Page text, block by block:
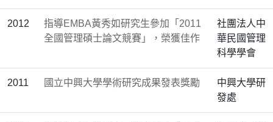
2012
指導EMBA黃秀如研究生參加「2011
全國管理碩士論文競賽」，榮獲佳作
社團法人中
華民國管理
科學學會
2011 國立中興大學學術研究成果發表獎勵
中興大學研
發處